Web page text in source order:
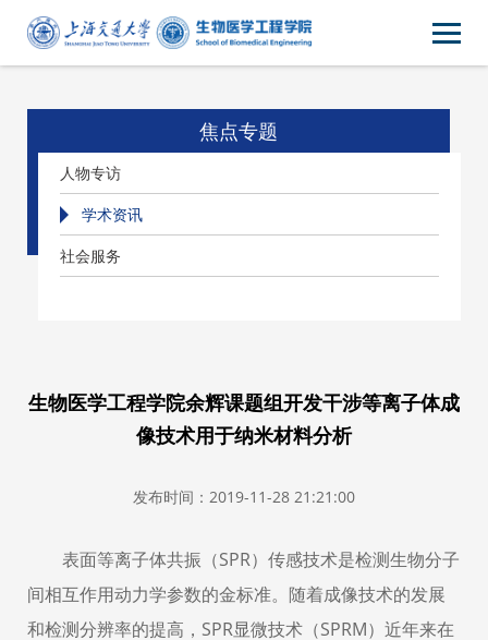
焦点专题
人物专访
学术资讯
社会服务
生物医学工程学院余辉课题组开发干涉等离子体成
像技术用于纳米材料分析
发布时间：2019-11-28 21:21:00
表面等离子体共振（SPR）传感技术是检测生物分子
间相互作用动力学参数的金标准。随着成像技术的发展
和检测分辨率的提高，SPR显微技术（SPRM）近年来在